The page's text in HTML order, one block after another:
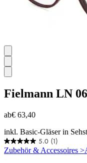
Fielmann LN
ab€ 63,40
inkl. Basic-Gläser in
5.0 (1)
5.0
von
Zubehör & Accessoires >